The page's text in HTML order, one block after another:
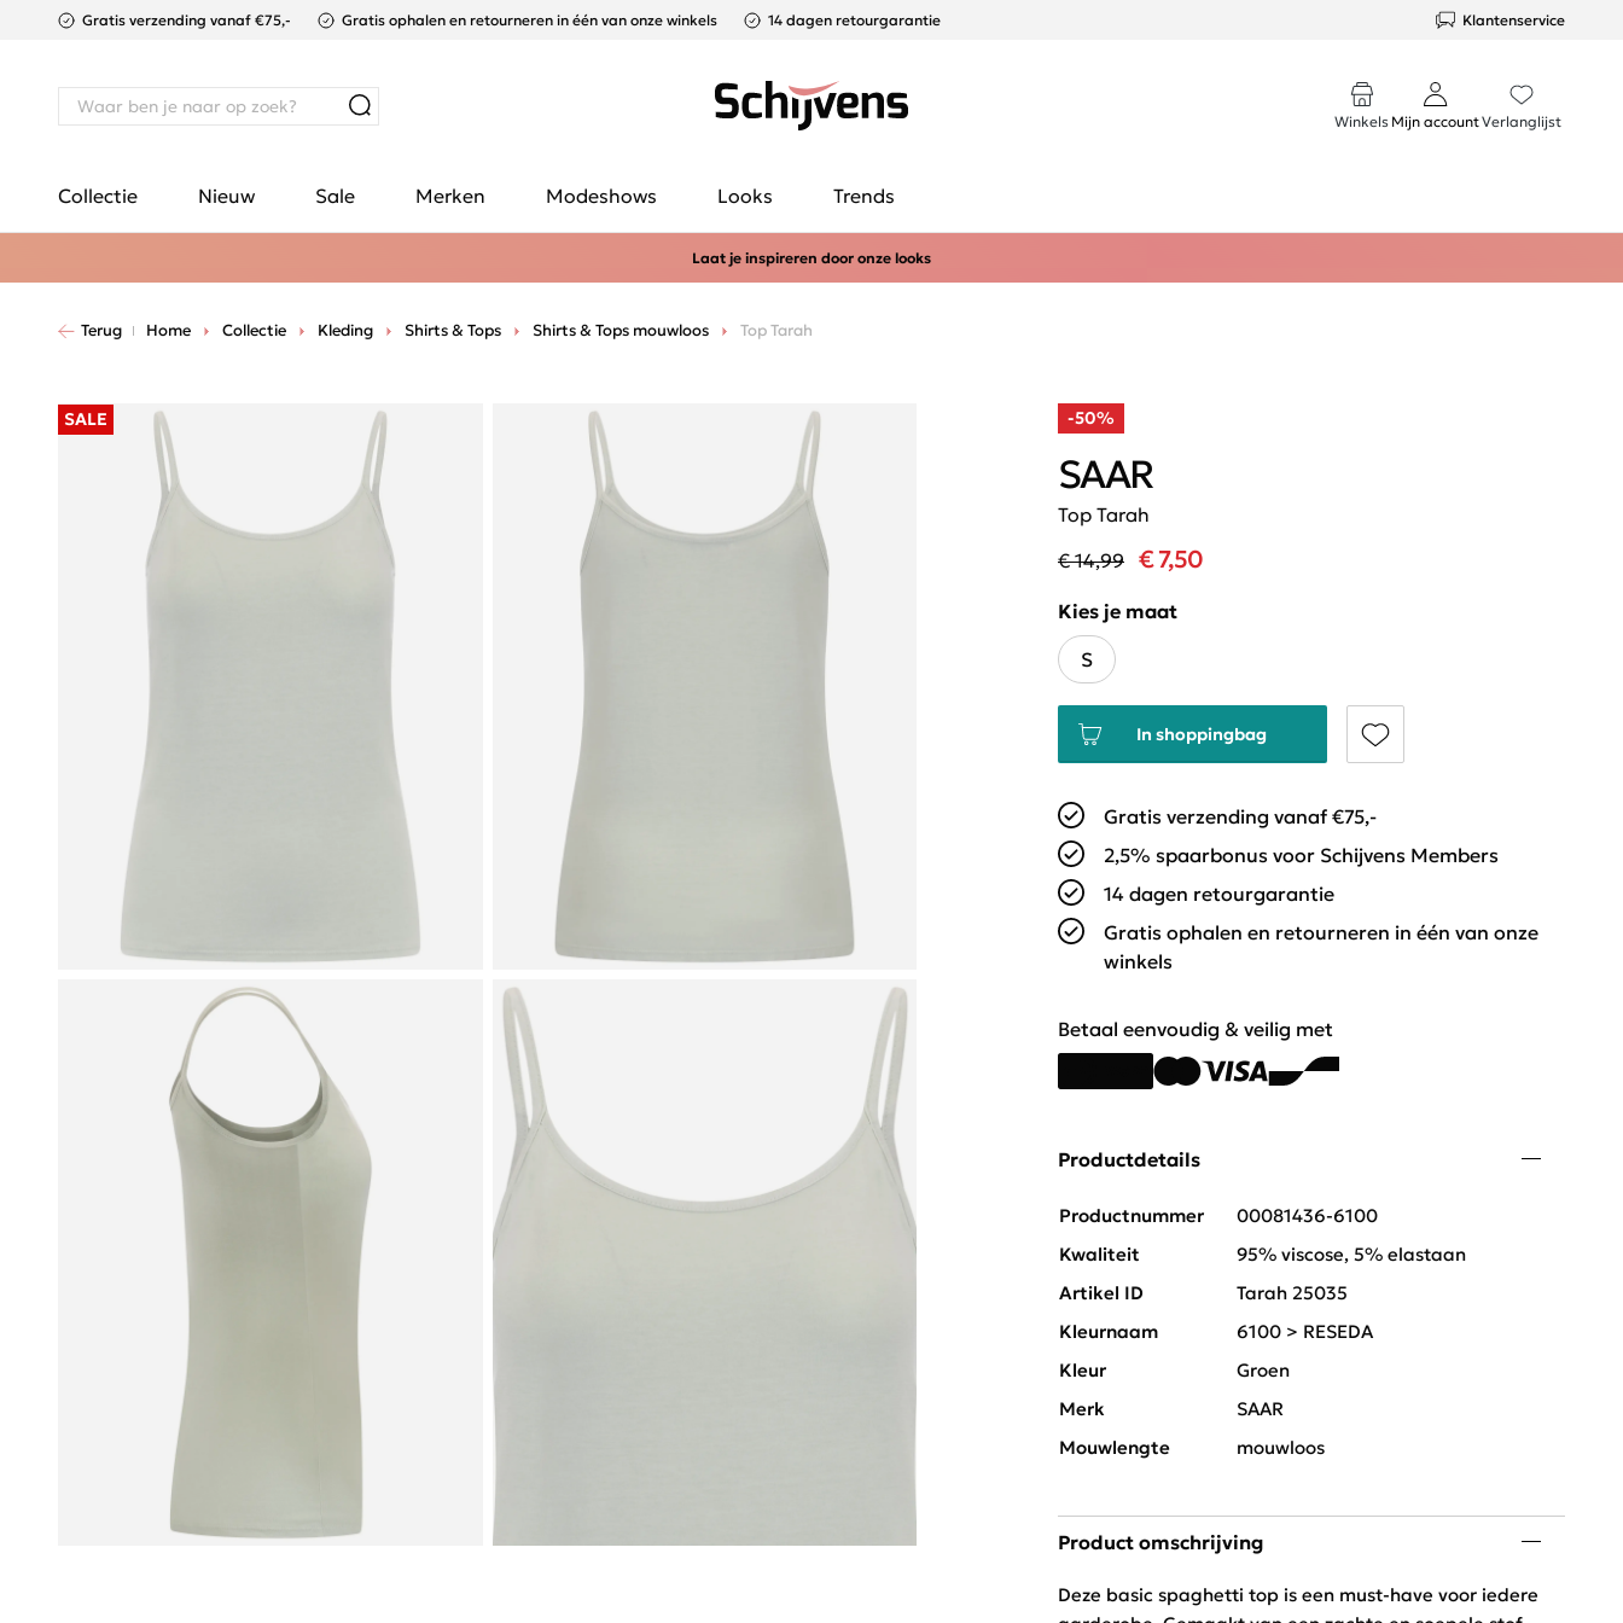
Gratis verzending vanaf €75,- Gratis ophalen en retourneren in één van onze winkels 14 dagen retourgarantie Klantenservice
Winkels Mijn accountVerlanglijst
Collectie Nieuw Sale Merken Modeshows Looks Trends
Laat je inspireren door onze looks
Terug Home Collectie Kleding Shirts & Tops Shirts & Tops mouwloos Top Tarah
SALE -50%
Top Tarah
SAAR
€ 14,99 € 7,50
Kies je maat
S
In shoppingbag
Gratis verzending vanaf €75,-
2,5% spaarbonus voor Schijvens Members
14 dagen retourgarantie
Gratis ophalen en retourneren in één van onze
winkels
Betaal eenvoudig & veilig met
Productdetails
Productnummer
00081436-6100
Kwaliteit
95% viscose, 5% elastaan
Artikel ID
Tarah 25035
Kleurnaam
6100 > RESEDA
Kleur
Groen
Merk
SAAR
Mouwlengte
mouwloos
Product omschrijving
Deze basic spaghetti top is een must-have voor iedere